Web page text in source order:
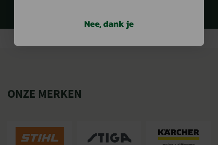
ONZE MERKEN
Nee, dank je